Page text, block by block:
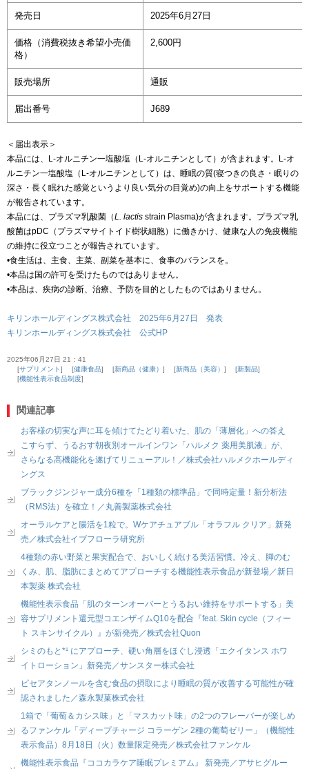
発売日 2025年6月27日
価格（消費税抜き希望小売価
格）
2,600円
販売場所 通販
届出番号 J689
＜届出表示＞
本品には、L-オルニチン一塩酸塩（L-オルニチンとして）が含まれます。L-オ
ルニチン一塩酸塩（L-オルニチンとして）は、睡眠の質(寝つきの良さ・眠りの
深さ・長く眠れた感覚というより良い気分の目覚め)の向上をサポートする機能
が報告されています。
本品には、プラズマ乳酸菌（L. lactis strain Plasma)が含まれます。プラズマ乳
酸菌はpDC（プラズマサイトイド樹状細胞）に働きかけ、健康な人の免疫機能
の維持に役立つことが報告されています。
•食生活は、主食、主菜、副菜を基本に、食事のバランスを。
•本品は国の許可を受けたものではありません。
•本品は、疾病の診断、治療、予防を目的としたものではありません。
キリンホールディングス株式会社 2025年6月27日 発表
キリンホールディングス株式会社 公式HP
2025年06月27日 21：41
サプリメント
健康食品 新商品（健康） 新商品（美容）
新製品
機能性表示食品制度
関連記事
お客様の切実な声に耳を傾けてたどり着いた、肌の「薄層化」への答え
こすらず、うるおす朝夜別オールインワン「ハルメク 薬用美肌液」が、
さらなる高機能化を遂げてリニューアル！／株式会社ハルメクホールディ
ングス
ブラックジンジャー成分6種を「1種類の標準品」で同時定量！新分析法
（RMS法）を確立！／丸善製薬株式会社
オーラルケアと腸活を1粒で。Wケアチュアブル「オラフル クリア」新発
売／株式会社イブフローラ研究所
4種類の赤い野菜と果実配合で、おいしく続ける美活習慣。冷え、脚のむ
くみ、肌、脂肪にまとめてアプローチする機能性表示食品が新登場／新日
本製薬 株式会社
機能性表示食品「肌のターンオーバーとうるおい維持をサポートする」美
容サプリメント還元型コエンザイムQ10を配合『feat. Skin cycle（フィー
ト スキンサイクル）』が新発売／株式会社Quon
シミのもと*¹ にアプローチ、硬い角層をほぐし浸透「エクイタンス ホワ
イトローション」新発売／サンスター株式会社
ピセアタンノールを含む食品の摂取により睡眠の質が改善する可能性が確
認されました／森永製菓株式会社
1箱で「葡萄＆カシス味」と「マスカット味」の2つのフレーバーが楽しめ
るファンケル「ディープチャージ コラーゲン 2種の葡萄ゼリー」（機能性
表示食品）8月18日（火）数量限定発売／株式会社ファンケル
機能性表示食品『ココカラケア睡眠プレミアム』 新発売／アサヒグルー